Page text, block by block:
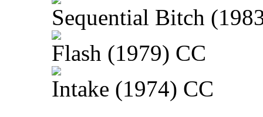
Sequential Bitch
Flash (1979) CC
Intake (1974) CC